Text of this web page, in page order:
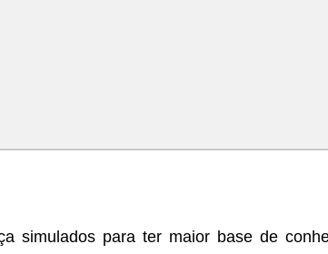
simulados para ter maior base de